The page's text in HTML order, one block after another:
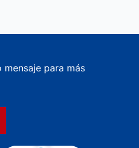
mensaje para más